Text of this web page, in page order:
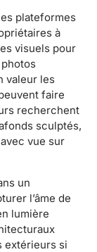
plateformes
à
visuels pour
valeur les
faire
recherchent
sculptés,
vue sur
un
l’âme de
lumière
extérieurs si